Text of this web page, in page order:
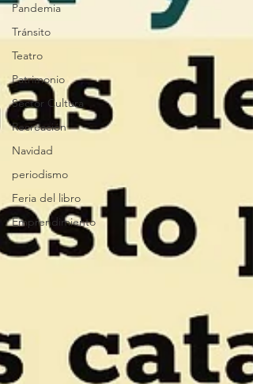
Pandemia
Tránsito
Teatro
Patrimonio
Sector Cultura
Recreación
Navidad
periodismo
Feria del libro
Emprendimiento